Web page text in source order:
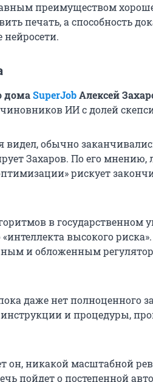
преимуществом
печать, а способность
домаSuperJobАлексей
ИИ с долей
видел, обычно
Захаров. По его мнению,
рискует
в государственном
высокого
и обложенным
даже нет полноценного
и процедуры,
он, никакой масштабной
пойдет о постепенной